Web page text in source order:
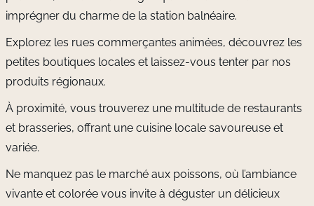
imprégner du charme de la station balnéaire.
Explorez les rues commerçantes animées, découvrez les
petites boutiques locales et laissez-vous tenter par nos
produits régionaux.
À proximité, vous trouverez une multitude de restaurants
et brasseries, offrant une cuisine locale savoureuse et
variée.
Ne manquez pas le marché aux poissons, où l’ambiance
vivante et colorée vous invite à déguster un délicieux